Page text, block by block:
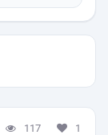
117 1